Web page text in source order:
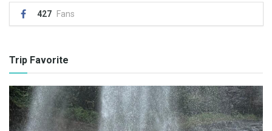
427 Fans
Trip Favorite